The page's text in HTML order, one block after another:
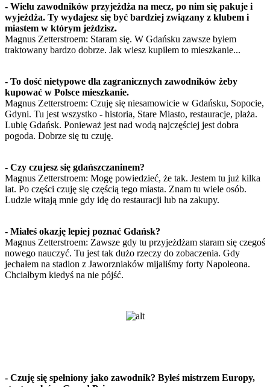
- Wielu zawodników przyjeżdża na mecz, po nim się pakuje i
wyjeżdża. Ty wydajesz się być bardziej związany z klubem i
miastem w którym jeździsz.
Magnus Zetterstroem: Staram się. W Gdańsku zawsze byłem
traktowany bardzo dobrze. Jak wiesz kupiłem to mieszkanie...
- To dość nietypowe dla zagranicznych zawodników żeby
kupować w Polsce mieszkanie.
Magnus Zetterstroem: Czuję się niesamowicie w Gdańsku, Sopocie,
Gdyni. Tu jest wszystko - historia, Stare Miasto, restauracje, plaża.
Lubię Gdańsk. Ponieważ jest nad wodą najczęściej jest dobra
pogoda. Dobrze się tu czuję.
- Czy czujesz się gdańszczaninem?
Magnus Zetterstroem: Mogę powiedzieć, że tak. Jestem tu już kilka
lat. Po części czuję się częścią tego miasta. Znam tu wiele osób.
Ludzie witają mnie gdy idę do restauracji lub na zakupy.
- Miałeś okazję lepiej poznać Gdańsk?
Magnus Zetterstroem: Zawsze gdy tu przyjeżdżam staram się czegoś
nowego nauczyć. Tu jest tak dużo rzeczy do zobaczenia. Gdy
jechałem na stadion z Jaworzniaków mijaliśmy forty Napoleona.
Chciałbym kiedyś na nie pójść.
- Czuję się spełniony jako zawodnik? Byłeś mistrzem Europy,